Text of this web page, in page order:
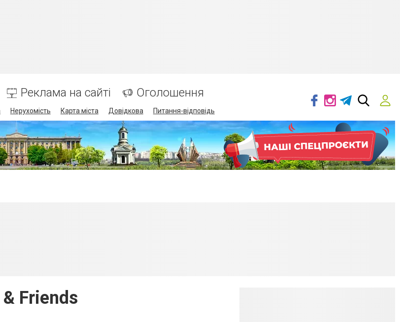
Реклама на сайті Оголошення
Нерухомість Карта міста Довідкова Питання-відповідь
Friends